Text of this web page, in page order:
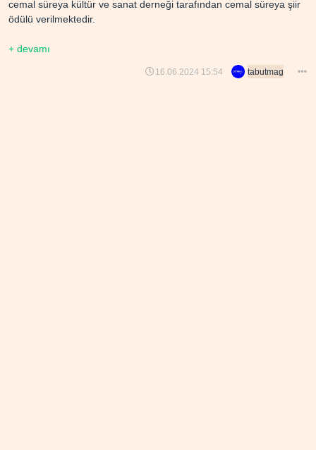
cemal süreya kültür ve sanat derneği tarafından cemal süreya şiir
ödülü verilmektedir.
+ devamı
16.06.2024 15:54 tabutmag